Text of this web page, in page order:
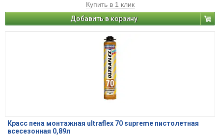
Купить в 1 клик
Добавить в корзину
Красс пена монтажная ultraflex 70 supreme пистолетная
всесезонная 0,89л